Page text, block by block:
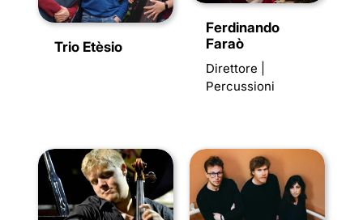
Trio Etèsio
Ferdinando
Faraò
Direttore |
Percussioni